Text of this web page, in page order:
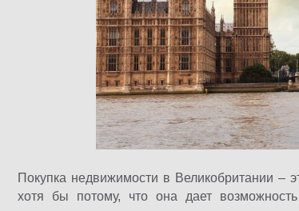
Покупка недвижимости в Великобритании –
хотя бы потому, что она дает